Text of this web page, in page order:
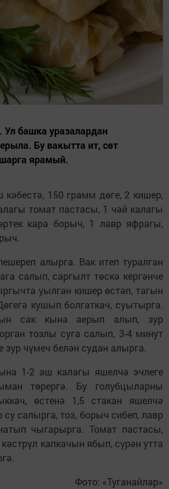
Ул башка уразалардан
Бу вакытта ит, сөт
ярамый.
кәбестә, 150 грамм дөге, 2 кишер,
томат пастасы, 1 чәй калагы
кара борыч, 1 лавр яфрагы,
алырга. Вак итеп туралган
салып, саргылт төскә кергәнче
уылган кишер өстәп, тагын
кушып болгаткач, суытырга.
сак кына аерып алып, зур
тозлы суга салып, 3-4 минут
зур чүмеч белән судан алырга.
1-2 аш калагы яшелчә эчлеге
төрергә. Бу голубцыларны
өстенә 1,5 стакан яшелчә
салырга, тоз, борыч сибеп, лавр
чыгарырга. Томат пастасы,
капкачын ябып, сүрән утта
Фото: «Туганайлар»